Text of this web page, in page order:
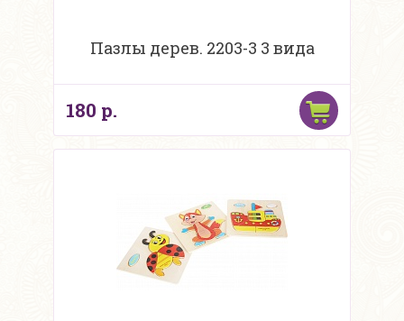
Пазлы дерев. 2203-3 3 вида
180 р.